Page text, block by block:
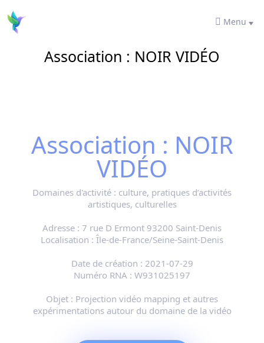
Menu
Association : NOIR VIDÉO
Association : NOIR
VIDÉO
Domaines d'activité : culture, pratiques d’activités
artistiques, culturelles
Adresse : 7 rue D Ermont 93200 Saint-Denis
Localisation : Île-de-France/Seine-Saint-Denis
Date de création : 2021-07-29
Numéro RNA : W931025197
Objet : Projection vidéo mapping et autres
expérimentations autour du domaine de la vidéo